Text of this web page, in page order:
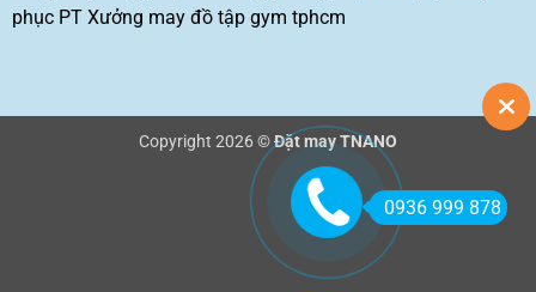
phục PT Xưởng may đồ tập gym tphcm
Copyright 2026 ©Đặt may TNANO
0936 999 878